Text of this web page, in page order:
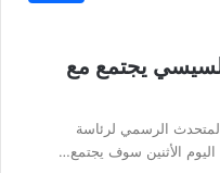
يجتمع مع
الرسمي لرئاسة
الأثنين سوف يجتمع…